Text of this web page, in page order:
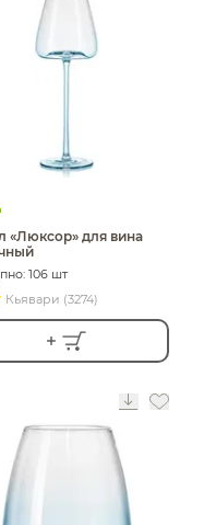
«Люксор» для вина
106 шт
Кьявари (3274)